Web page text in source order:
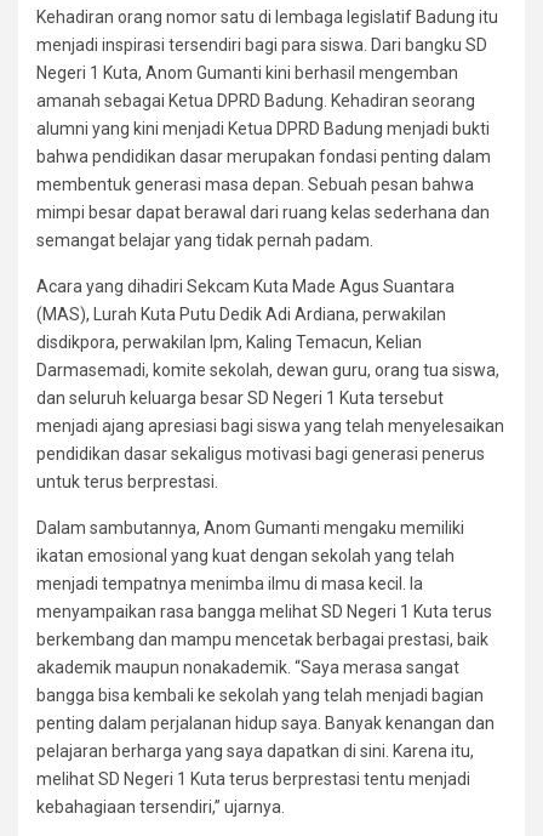
Kehadiran orang nomor satu di lembaga legislatif Badung itu
menjadi inspirasi tersendiri bagi para siswa. Dari bangku SD
Negeri 1 Kuta, Anom Gumanti kini berhasil mengemban
amanah sebagai Ketua DPRD Badung. Kehadiran seorang
alumni yang kini menjadi Ketua DPRD Badung menjadi bukti
bahwa pendidikan dasar merupakan fondasi penting dalam
membentuk generasi masa depan. Sebuah pesan bahwa
mimpi besar dapat berawal dari ruang kelas sederhana dan
semangat belajar yang tidak pernah padam.
Acara yang dihadiri Sekcam Kuta Made Agus Suantara
(MAS), Lurah Kuta Putu Dedik Adi Ardiana, perwakilan
disdikpora, perwakilan lpm, Kaling Temacun, Kelian
Darmasemadi, komite sekolah, dewan guru, orang tua siswa,
dan seluruh keluarga besar SD Negeri 1 Kuta tersebut
menjadi ajang apresiasi bagi siswa yang telah menyelesaikan
pendidikan dasar sekaligus motivasi bagi generasi penerus
untuk terus berprestasi.
Dalam sambutannya, Anom Gumanti mengaku memiliki
ikatan emosional yang kuat dengan sekolah yang telah
menjadi tempatnya menimba ilmu di masa kecil. Ia
menyampaikan rasa bangga melihat SD Negeri 1 Kuta terus
berkembang dan mampu mencetak berbagai prestasi, baik
akademik maupun nonakademik. “Saya merasa sangat
bangga bisa kembali ke sekolah yang telah menjadi bagian
penting dalam perjalanan hidup saya. Banyak kenangan dan
pelajaran berharga yang saya dapatkan di sini. Karena itu,
melihat SD Negeri 1 Kuta terus berprestasi tentu menjadi
kebahagiaan tersendiri,” ujarnya.